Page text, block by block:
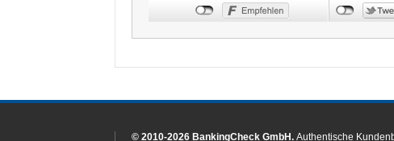
© 2010-2026 BankingCheck GmbH. Authentische